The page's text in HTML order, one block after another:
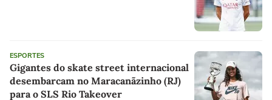
ESPORTES
Gigantes do skate street internacional
desembarcam no Maracanãzinho (RJ)
para o SLS Rio Takeover